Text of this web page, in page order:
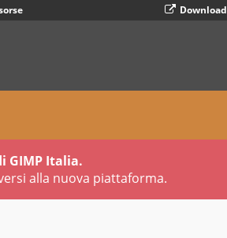
Download
GIMP Italia.
alla nuova piattaforma.